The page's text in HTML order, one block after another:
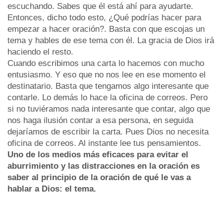
escuchando. Sabes que él está ahí para ayudarte.
Entonces, dicho todo esto, ¿Qué podrías hacer para
empezar a hacer oración?. Basta con que escojas un
tema y hables de ese tema con él. La gracia de Dios irá
haciendo el resto.
Cuando escribimos una carta lo hacemos con mucho
entusiasmo. Y eso que no nos lee en ese momento el
destinatario. Basta que tengamos algo interesante que
contarle. Lo demás lo hace la oficina de correos. Pero
si no tuviéramos nada interesante que contar, algo que
nos haga ilusión contar a esa persona, en seguida
dejaríamos de escribir la carta. Pues Dios no necesita
oficina de correos. Al instante lee tus pensamientos.
Uno de los medios más eficaces para evitar el
aburrimiento y las distracciones en la oración es
saber al principio de la oración de qué le vas a
hablar a Dios: el tema.